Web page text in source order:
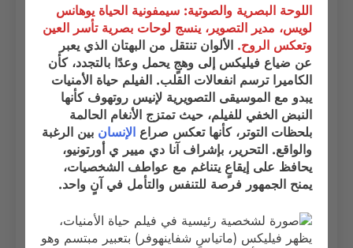
اللوحة البصرية والصوتية: سيمفونية الحياة يوهانس
لويس، مدير التصوير، ينسج لوحات بصرية تأسر العين
وتعكس الروح. الألوان تنتقل من البهتان الذي يعبر
عن ضياع فيليكس إلى وهجٍ يحمل وعدًا بالتجدد، كأن
الكاميرا ترسم انفعالات القلب. الفيلم حياة الأمنيات
يبدو مع الموسيقى التصويرية لإنيس روتهوف كأنها
النبض الخفي للفيلم، حيث تمتزج الأنغام الحالمة
بلحظات التوتر، كأنها تعكس صراع الإنسان بين الرغبة
والواقع. التحرير، بإشراف آنا دي ميير ي أورتونيو،
يحافظ على إيقاعٍ يتناغم مع عواطف الشخصيات،
يمنح الجمهور فرصة للتنفس والتأمل في آنٍ واحد.